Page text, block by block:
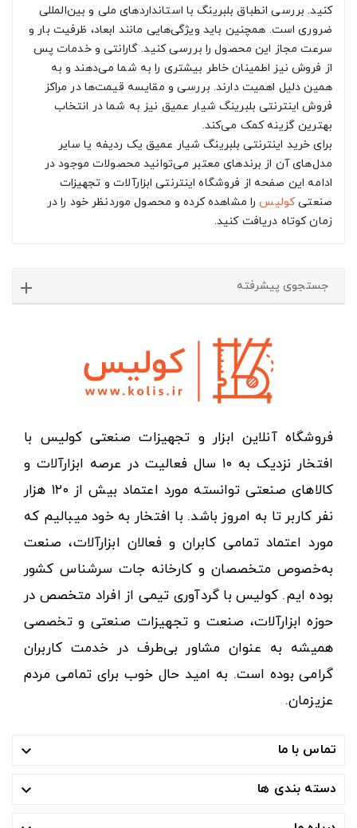
کنید. بررسی انطباق بلبرینگ با استانداردهای ملی و بین‌المللی
ضروری است. همچنین باید ویژگی‌هایی مانند ابعاد، ظرفیت بار و
سرعت مجاز این محصول را بررسی کنید. گارانتی و خدمات پس
از فروش نیز اطمینان خاطر بیشتری را به شما می‌دهند و به
همین دلیل اهمیت دارند. بررسی و مقایسه قیمت‌ها در مراکز
فروش اینترنتی بلبرینگ شیار عمیق نیز به شما در انتخاب
بهترین گزینه کمک می‌کند.
برای خرید اینترنتی بلبرینگ شیار عمیق یک ردیفه یا سایر
مدل‌های آن از برندهای معتبر می‌توانید محصولات موجود در
ادامه این صفحه از فروشگاه اینترنتی ابزارآلات و تجهیزات
صنعتیکولیسرا مشاهده کرده و محصول موردنظر خود را در
زمان کوتاه دریافت کنید.
جستجوی پیشرفته
فروشگاه آنلاین ابزار و تجهیزات صنعتی کولیس با
افتخار نزدیک به ۱۰ سال فعالیت در عرصه ابزارآلات و
کالاهای صنعتی توانسته مورد اعتماد بیش از ۱۲۰ هزار
نفر کاربر تا به امروز باشد. با افتخار به خود میبالیم که
مورد اعتماد تمامی کابران و فعالان ابزارآلات، صنعت
به‌خصوص متخصصان و کارخانه جات سرشناس کشور
بوده ایم. کولیس با گردآوری تیمی از افراد متخصص در
حوزه ابزارآلات، صنعت و تجهیزات صنعتی و تخصصی
همیشه به عنوان مشاور بی‌طرف در خدمت کاربران
گرامی بوده است. به امید حال خوب برای تمامی مردم
عزیزمان.
تماس با ما 
دسته بندی ها 